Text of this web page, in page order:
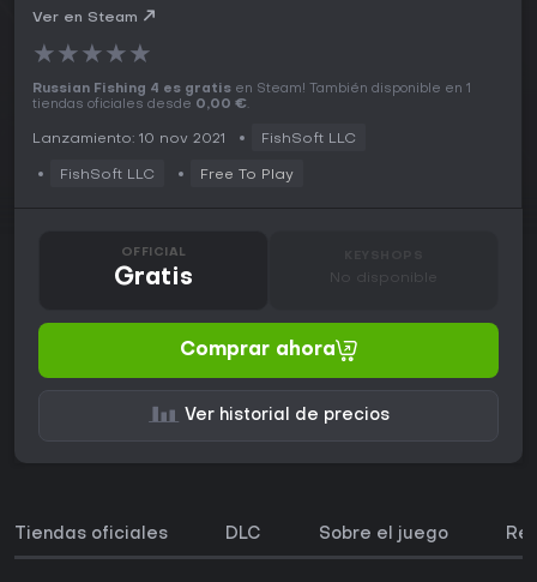
Ver en Steam
★★★★★
Russian Fishing 4 es gratis en Steam! También disponible en 1
tiendas oficiales desde 0,00 €.
Lanzamiento: 10 nov 2021 FishSoft LLC
FishSoft LLC Free To Play
OFFICIAL
Gratis No disponible
Comprar ahora
Ver historial de precios
Tiendas oficiales DLC Sobre el juego